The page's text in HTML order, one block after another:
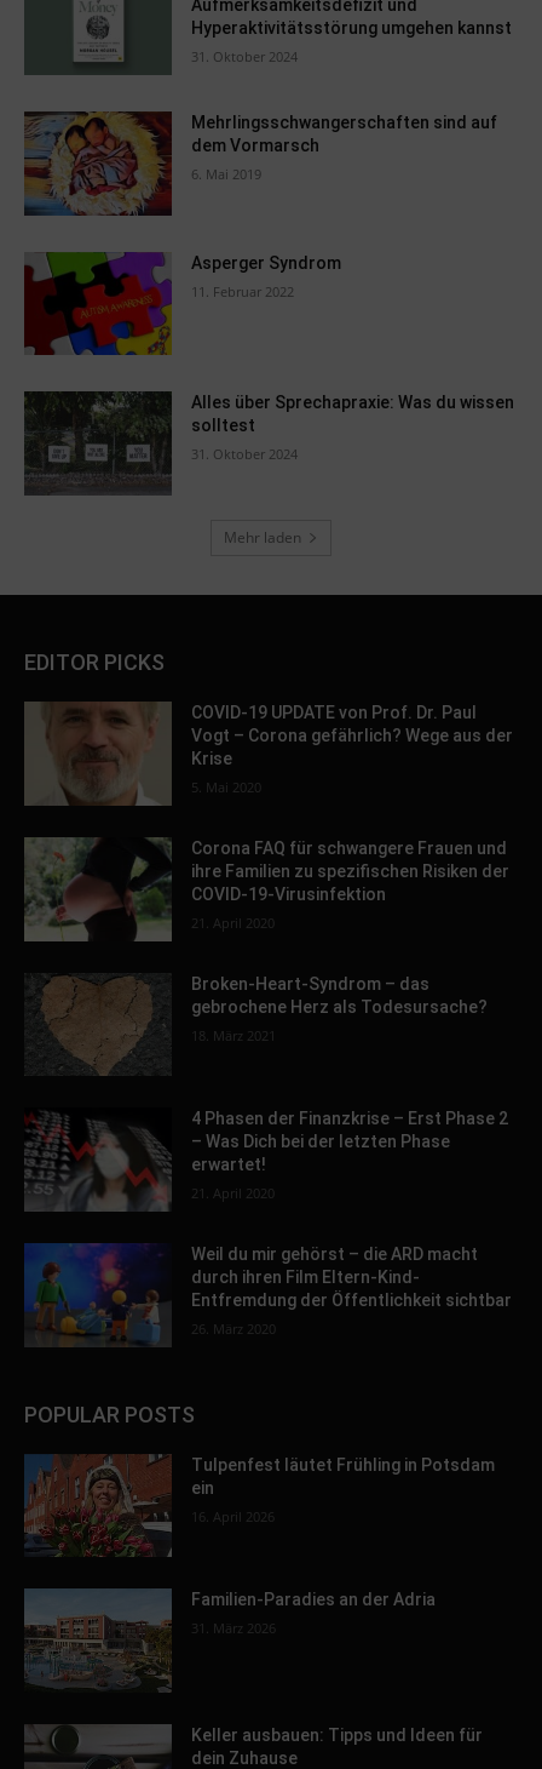
Aufmerksamkeitsdefizit und
Hyperaktivitätsstörung umgehen kannst
31. Oktober 2024
Mehrlingsschwangerschaften sind auf
dem Vormarsch
6. Mai 2019
Asperger Syndrom
11. Februar 2022
Alles über Sprechapraxie: Was du wissen
solltest
31. Oktober 2024
Mehr laden
EDITOR PICKS
COVID-19 UPDATE von Prof. Dr. Paul
Vogt – Corona gefährlich? Wege aus der
Krise
5. Mai 2020
Corona FAQ für schwangere Frauen und
ihre Familien zu spezifischen Risiken der
COVID-19-Virusinfektion
21. April 2020
Broken-Heart-Syndrom – das
gebrochene Herz als Todesursache?
18. März 2021
4 Phasen der Finanzkrise – Erst Phase 2
– Was Dich bei der letzten Phase
erwartet!
21. April 2020
Weil du mir gehörst – die ARD macht
durch ihren Film Eltern-Kind-
Entfremdung der Öffentlichkeit sichtbar
26. März 2020
POPULAR POSTS
Tulpenfest läutet Frühling in Potsdam
ein
16. April 2026
Familien-Paradies an der Adria
31. März 2026
Keller ausbauen: Tipps und Ideen für
dein Zuhause